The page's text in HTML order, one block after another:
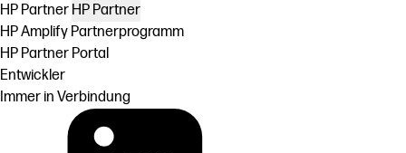
HP Partner HP Partner
HP Amplify Partnerprogramm
HP Partner Portal
Entwickler
Immer in Verbindung